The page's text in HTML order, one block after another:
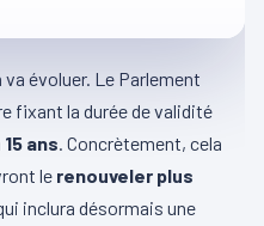
évoluer. Le Parlement
fixant la durée de validité
15 ans. Concrètement, cela
le renouveler plus
inclura désormais une